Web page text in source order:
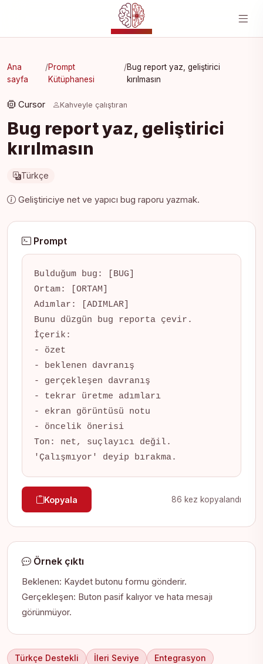
Ana
sayfa
/Prompt
Kütüphanesi
/Bug report yaz, geliştirici
kırılmasın
Cursor Kahveyle çalıştıran
Bug report yaz, geliştirici
kırılmasın
Türkçe
Geliştiriciye net ve yapıcı bug raporu yazmak.
Prompt
Bulduğum bug: [BUG]
Ortam: [ORTAM]
Adımlar: [ADIMLAR]
Bunu düzgün bug reporta çevir.
İçerik:
- özet
- beklenen davranış
- gerçekleşen davranış
- tekrar üretme adımları
- ekran görüntüsü notu
- öncelik önerisi
Ton: net, suçlayıcı değil.
'Çalışmıyor' deyip bırakma.
Kopyala 86 kez kopyalandı
Örnek çıktı
Beklenen: Kaydet butonu formu gönderir.
Gerçekleşen: Buton pasif kalıyor ve hata mesajı
görünmüyor.
Türkçe Destekli İleri Seviye Entegrasyon